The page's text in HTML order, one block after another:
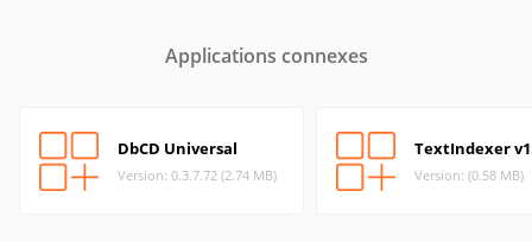
Applications connexes
DbCD Universal
Version: 0.3.7.72 (2.74 MB)
TextIndexer
Version: (0.58 MB)